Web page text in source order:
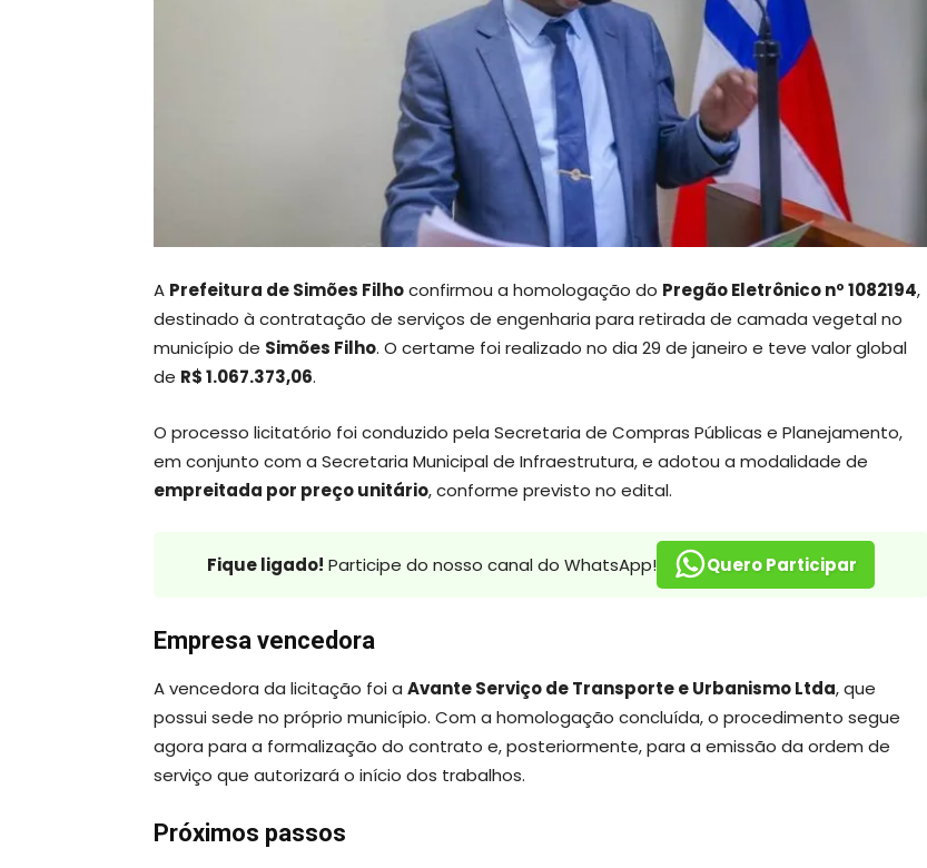
A Prefeitura de Simões Filhoconfirmou a homologação do Pregão Eletrônico nº 1082194,
destinado à contratação de serviços de engenharia para retirada de camada vegetal no
município de Simões Filho. O certame foi realizado no dia 29 de janeiro e teve valor global
de R$ 1.067.373,06.
O processo licitatório foi conduzido pela Secretaria de Compras Públicas e Planejamento,
em conjunto com a Secretaria Municipal de Infraestrutura, e adotou a modalidade de
empreitada por preço unitário, conforme previsto no edital.
Fique ligado! Participe do nosso canal do WhatsApp! Quero Participar
Empresa vencedora
A vencedora da licitação foi a Avante Serviço de Transporte e Urbanismo Ltda, que
possui sede no próprio município. Com a homologação concluída, o procedimento segue
agora para a formalização do contrato e, posteriormente, para a emissão da ordem de
serviço que autorizará o início dos trabalhos.
Próximos passos